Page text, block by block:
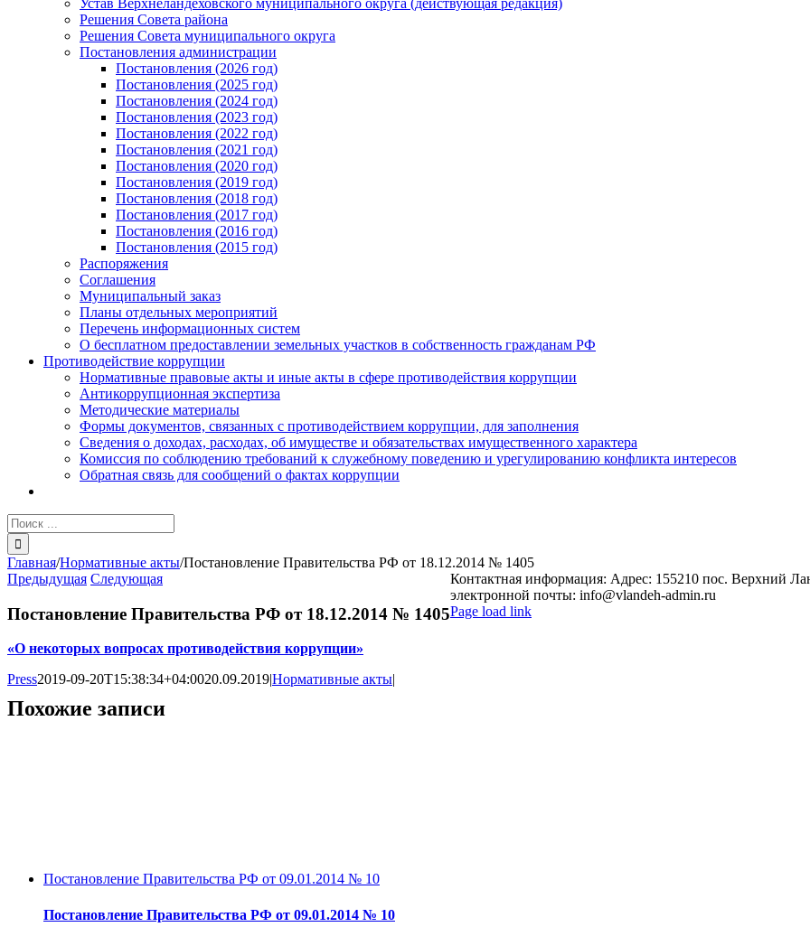
Устав Верхнеландеховского муниципального округа (действующая редакция)
Решения Совета района
Решения Совета муниципального округа
Постановления администрации
Постановления (2026 год)
Постановления (2025 год)
Постановления (2024 год)
Постановления (2023 год)
Постановления (2022 год)
Постановления (2021 год)
Постановления (2020 год)
Постановления (2019 год)
Постановления (2018 год)
Постановления (2017 год)
Постановления (2016 год)
Постановления (2015 год)
Распоряжения
Соглашения
Муниципальный заказ
Планы отдельных мероприятий
Перечень информационных систем
О бесплатном предоставлении земельных участков в собственность гражданам РФ
Противодействие коррупции
Нормативные правовые акты и иные акты в сфере противодействия коррупции
Антикоррупционная экспертиза
Методические материалы
Формы документов, связанных с противодействием коррупции, для заполнения
Сведения о доходах, расходах, об имуществе и обязательствах имущественного характера
Комиссия по соблюдению требований к служебному поведению и урегулированию конфликта интересов
Обратная связь для сообщений о фактах коррупции
Результат
поиска:
Главная/Нормативные акты/Постановление Правительства РФ от 18.12.2014 № 1405
Предыдущая Следующая
Постановление Правительства РФ от 18.12.2014 № 1405
«О некоторых вопросах противодействия коррупции»
Press2019-09-20T15:38:34+04:0020.09.2019|Нормативные акты|
Похожие записи
Постановление Правительства РФ от 09.01.2014 № 10
Постановление Правительства РФ от 09.01.2014 № 10
Контактная информация: Адрес: 155210 пос. Верхний
электронной почты: info@vlandeh-admin.ru
Page load link